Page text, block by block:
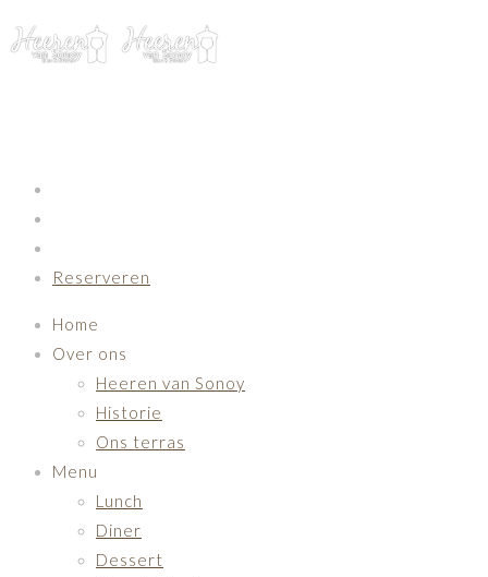
Reserveren
Home
Over ons
Heeren van Sonoy
Historie
Ons terras
Menu
Lunch
Diner
Dessert